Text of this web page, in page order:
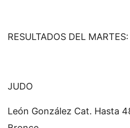
RESULTADOS DEL MARTES:
JUDO
León González Cat. Hasta